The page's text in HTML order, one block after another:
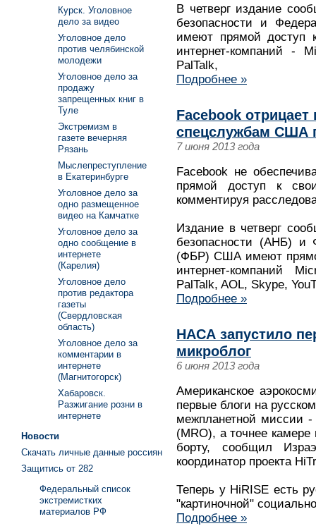
В четверг издание
безопасности и
имеют прямой доступ
интернет-компаний -
PalTalk,
Подробнее »
Facebook отрицает
спецслужбам США
7 июня 2013 года
Facebook не
прямой доступ к
комментируя
Издание в четверг
безопасности (АНБ) и
(ФБР) США имеют
интернет-компаний
PalTalk, AOL, Skype,
Подробнее »
НАСА запустило
микроблог
6 июня 2013 года
Американское
первые блоги на
межпланетной миссии
(MRO), а точнее камере
борту, сообщил
координатор проекта
Теперь у HiRISE есть
"картиночной"
Подробнее »
Курск. Уголовное
дело за видео
Уголовное дело
против челябинской
молодежи
Уголовное дело за
продажу
запрещенных книг в
Туле
Экстремизм в
газете вечерняя
Рязань
Мыслепреступление
в Екатеринбурге
Уголовное дело за
одно размещенное
видео на Камчатке
Уголовное дело за
одно сообщение в
интернете
(Карелия)
Уголовное дело
против редактора
газеты
(Свердловская
область)
Уголовное дело за
комментарии в
интернете
(Магнитогорск)
Хабаровск.
Разжигание розни в
интернете
Новости
Скачать личные данные россиян
Защитись от 282
Федеральный список
экстремистких
материалов РФ